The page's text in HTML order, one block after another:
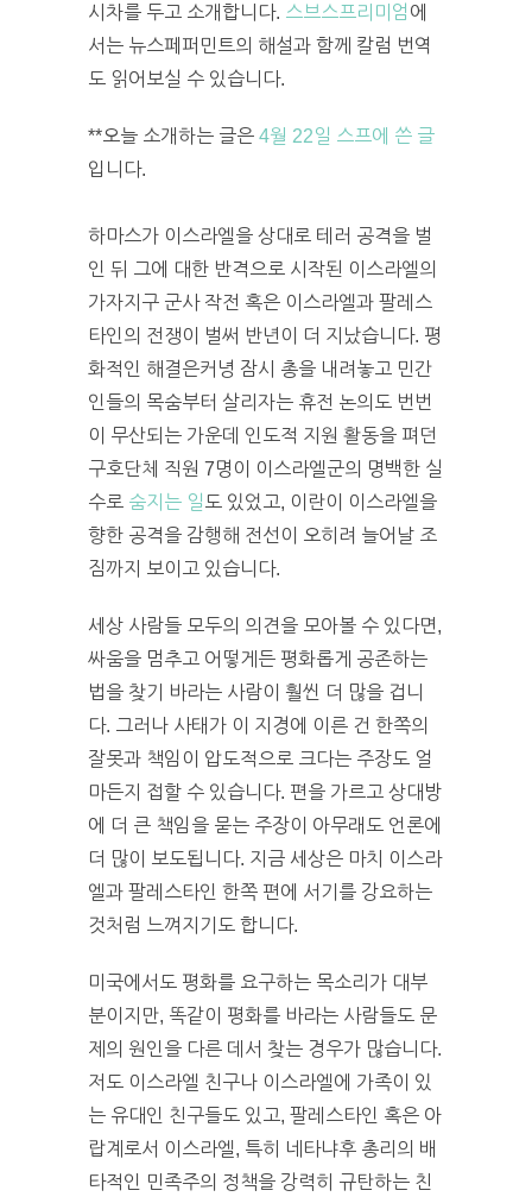
시차를 두고 소개합니다. 스브스프리미엄 에
서는 뉴스페퍼민트의 해설과 함께 칼럼 번역
도 읽어보실 수 있습니다.
**오늘 소개하는 글은 4월 22일 스프에 쓴 글
입니다.
하마스가 이스라엘을 상대로 테러 공격을 벌
인 뒤 그에 대한 반격으로 시작된 이스라엘의
가자지구 군사 작전 혹은 이스라엘과 팔레스
타인의 전쟁이 벌써 반년이 더 지났습니다. 평
화적인 해결은커녕 잠시 총을 내려놓고 민간
인들의 목숨부터 살리자는 휴전 논의도 번번
이 무산되는 가운데 인도적 지원 활동을 펴던
구호단체 직원 7명이 이스라엘군의 명백한 실
수로 숨지는 일도 있었고, 이란이 이스라엘을
향한 공격을 감행해 전선이 오히려 늘어날 조
짐까지 보이고 있습니다.
세상 사람들 모두의 의견을 모아볼 수 있다면,
싸움을 멈추고 어떻게든 평화롭게 공존하는
법을 찾기 바라는 사람이 훨씬 더 많을 겁니
다. 그러나 사태가 이 지경에 이른 건 한쪽의
잘못과 책임이 압도적으로 크다는 주장도 얼
마든지 접할 수 있습니다. 편을 가르고 상대방
에 더 큰 책임을 묻는 주장이 아무래도 언론에
더 많이 보도됩니다. 지금 세상은 마치 이스라
엘과 팔레스타인 한쪽 편에 서기를 강요하는
것처럼 느껴지기도 합니다.
미국에서도 평화를 요구하는 목소리가 대부
분이지만, 똑같이 평화를 바라는 사람들도 문
제의 원인을 다른 데서 찾는 경우가 많습니다.
저도 이스라엘 친구나 이스라엘에 가족이 있
는 유대인 친구들도 있고, 팔레스타인 혹은 아
랍계로서 이스라엘, 특히 네타냐후 총리의 배
타적인 민족주의 정책을 강력히 규탄하는 친